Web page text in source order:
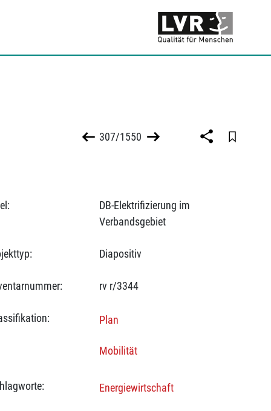
307/1550
DB-Elektrifizierung im
Verbandsgebiet
Diapositiv
rv r/3344
Plan
Mobilität
Energiewirtschaft